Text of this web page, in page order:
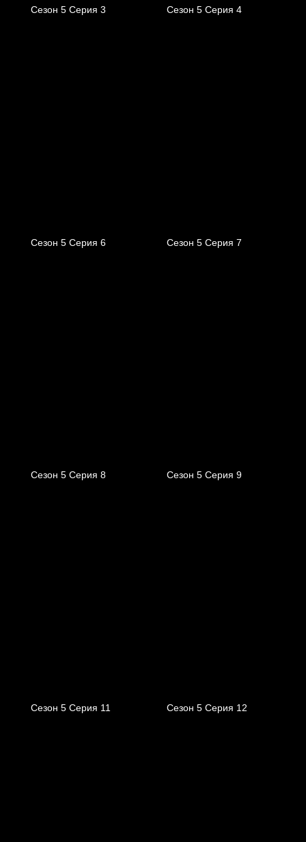
Сезон 5 Серия 3 Сезон 5 Серия 4
Сезон 5 Серия 6 Сезон 5 Серия 7
Сезон 5 Серия 8 Сезон 5 Серия 9
Сезон 5 Серия 11 Сезон 5 Серия 12